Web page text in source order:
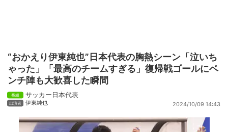
“おかえり伊東純也”日本代表の胸熱シーン「泣いち
ゃった」「最高のチームすぎる」復帰戦ゴールにベ
ンチ陣も大歓喜した瞬間
サッカー日本代表
伊東純也 2024/10/09 14:43